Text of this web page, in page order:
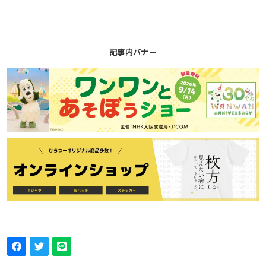
記事内バナー